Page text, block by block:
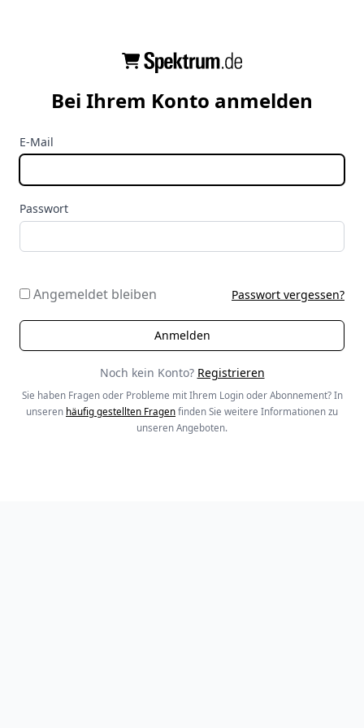
Bei Ihrem Konto anmelden
E-Mail
Passwort
Angemeldet bleiben Passwort vergessen?
Noch kein Konto? Registrieren
Sie haben Fragen oder Probleme mit Ihrem Login oder Abonnement? In
unseren häufig gestellten Fragen finden Sie weitere Informationen zu
unseren Angeboten.